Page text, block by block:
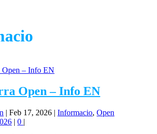
Open – Info EN
|Feb 17, 2026 |Informacio,Open
|0 |